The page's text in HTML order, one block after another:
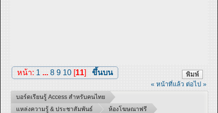
พิมพ์
หน้า: 1 ... 8 9 10[11] ขึ้นบน
« หน้าที่แล้ว ต่อไป »
บอร์ดเรียนรู้ Access สำหรับคนไทย
แหล่งความรู้ & ประชาสัมพันธ์
ห้องโฆษณาฟรี